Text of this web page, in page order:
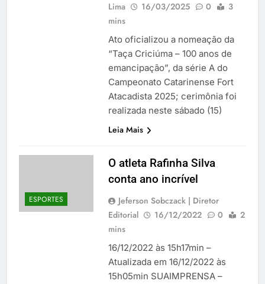
Lima
16/03/2025 0
3
mins
Ato oficializou a nomeação da
“Taça Criciúma – 100 anos de
emancipação”, da série A do
Campeonato Catarinense Fort
Atacadista 2025; cerimônia foi
realizada neste sábado (15)
Leia Mais
ESPORTES
O atleta Rafinha Silva
conta ano incrível
Jeferson Sobczack | Diretor
Editorial
16/12/2022 0
2
mins
16/12/2022 às 15h17min –
Atualizada em 16/12/2022 às
15h05min SUAIMPRENSA –